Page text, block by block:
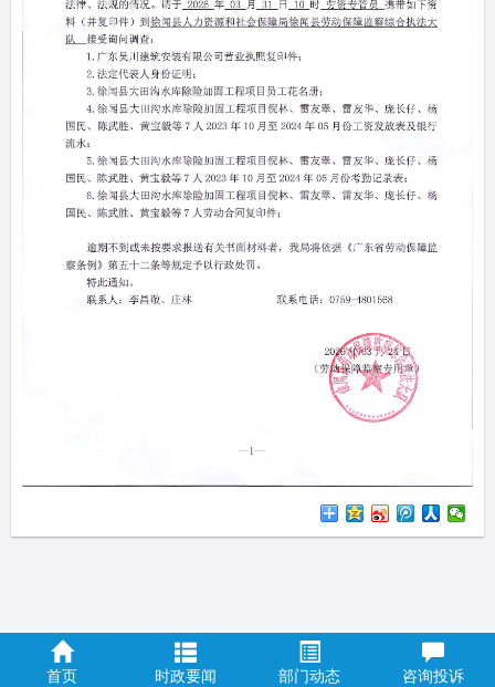
首页 时政要闻 部门动态 咨询投诉